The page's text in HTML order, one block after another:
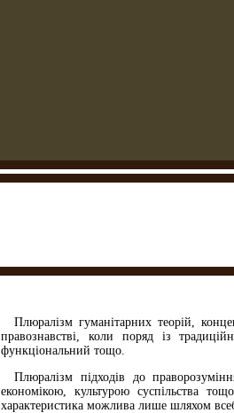
Плюралізм гуманітарних теорій,
правознавстві, коли поряд із
функціональний тощо.
Плюралізм підходів до
економікою, культурою суспільства
характеристика можлива лише шляхом